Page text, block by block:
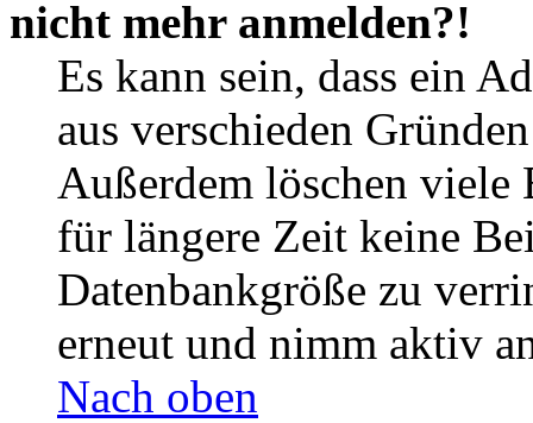
nicht mehr anmelden?!
Es kann sein, dass ein
aus verschieden
Außerdem löschen viele
für längere Zeit keine
Datenbankgröße zu
erneut und nimm aktiv
Nach oben